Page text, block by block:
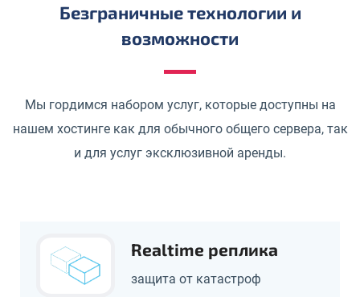
Безграничные технологии и
возможности
Мы гордимся набором услуг, которые доступны на
нашем хостинге как для обычного общего сервера, так
и для услуг эксклюзивной аренды.
Realtime реплика
защита от катастроф